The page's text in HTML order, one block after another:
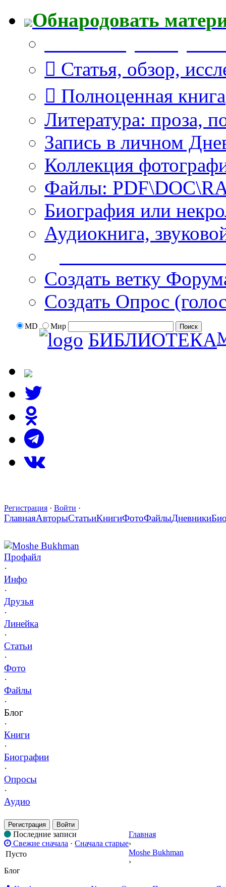
Обнародовать
Статья, обзор,
Полноценная книга
Литература: проза,
Запись в личном
Коллекция
Файлы:
Биография или
Аудиокнига,
Создать ветку
Создать Опрос
MD Мир
БИБЛИОТЕКА
Регистрация · Войти ·
ГлавнаяАвторыСтатьиКнигиФотоФайлыДневники
Moshe Bukhman
Профайл
·
Инфо
·
Друзья
·
Линейка
·
Статьи
·
Фото
·
Файлы
·
Блог
·
Книги
·
Биографии
·
Опросы
·
Аудио
Регистрация Войти
Последние записи
Свежие сначала · Сначала старые
Пусто
Главная
›
Moshe Bukhman
›
Блог